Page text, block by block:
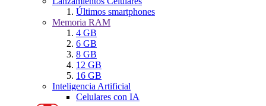
Últimos smartphones
Memoria RAM
4 GB
6 GB
8 GB
12 GB
16 GB
Inteligencia Artificial
Celulares con IA